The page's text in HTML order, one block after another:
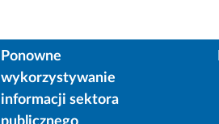
Ponowne
wykorzystywanie
informacji sektora